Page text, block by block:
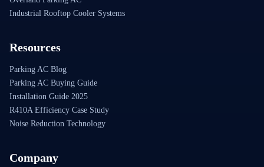
Industrial Rooftop Cooler Systems
Resources
Parking AC Blog
Parking AC Buying Guide
Installation Guide 2025
R410A Efficiency Case Study
Noise Reduction Technology
Company